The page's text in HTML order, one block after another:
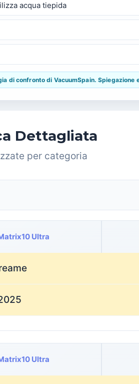
acqua tiepida
di confronto di VacuumSpain.
Dettagliata
per categoria
Ultra
Ultra